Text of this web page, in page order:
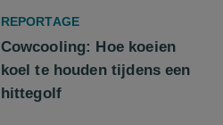
REPORTAGE
Cowcooling: Hoe koeien
koel te houden tijdens een
hittegolf